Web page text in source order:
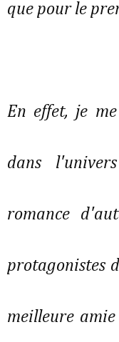
que pour le
En effet, je
dans
romance
protagonistes
meilleure